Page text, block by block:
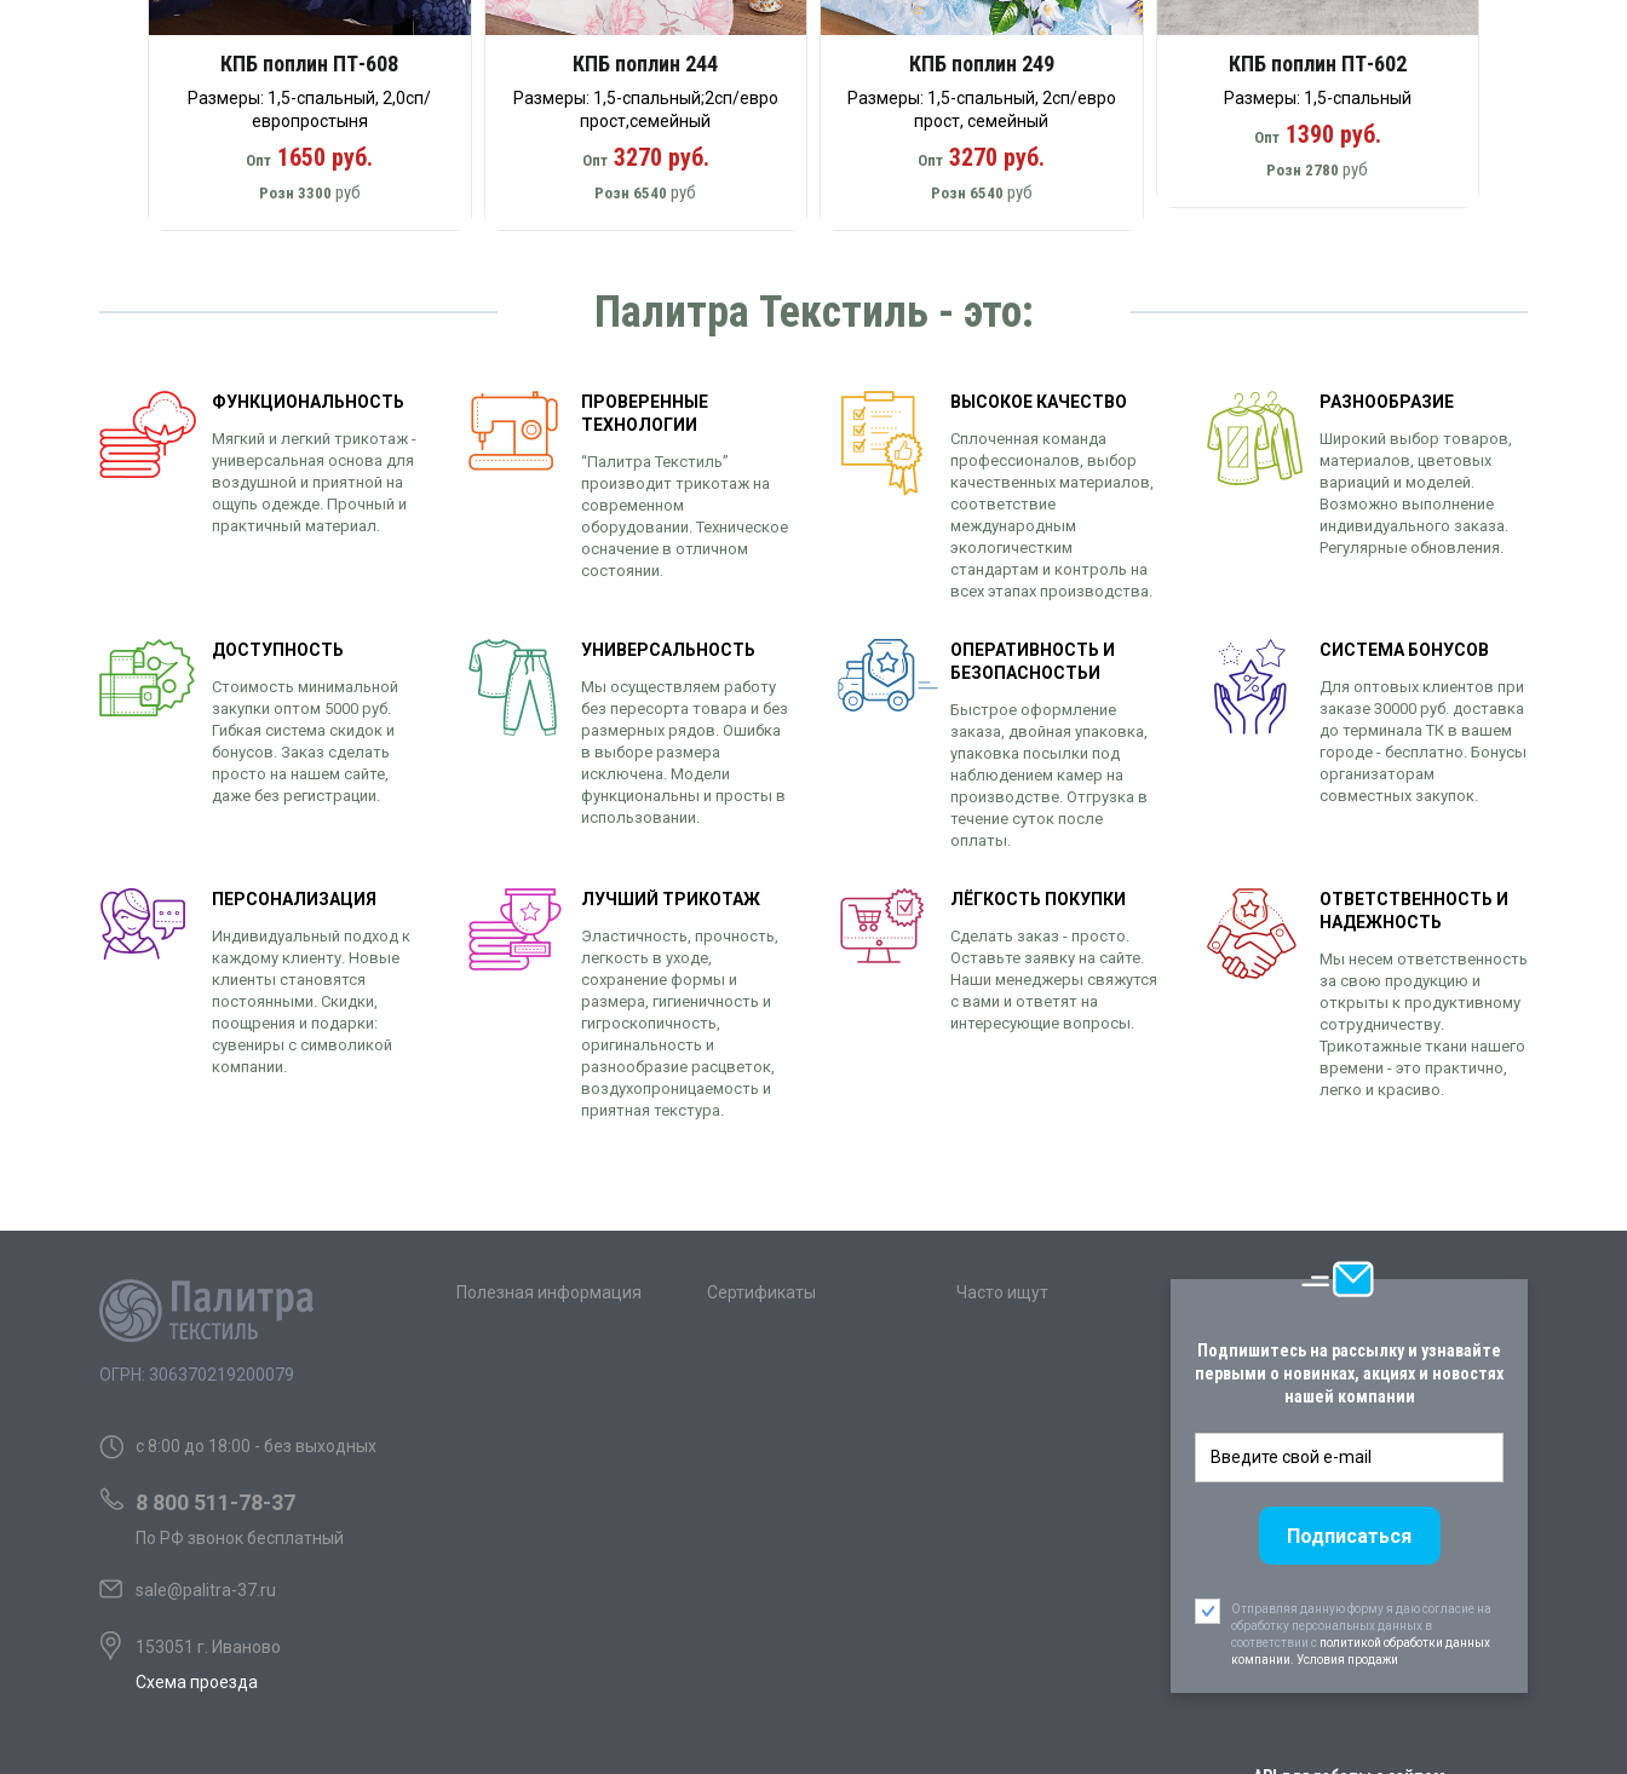
КПБ поплин ПТ-608
Размеры: 1,5-спальный, 2,0сп/
европростыня
Опт 1650 руб.
Розн 3300 руб
КПБ поплин 244
Размеры: 1,5-спальный;2сп/евро
прост,семейный
Опт3270 руб.
Розн 6540 руб
КПБ поплин 249
Размеры: 1,5-спальный, 2сп/евро
прост, семейный
Опт 3270 руб.
Розн 6540 руб
КПБ поплин ПТ-602
Размеры: 1,5-спальный
Опт1390 руб.
Розн 2780 руб
Палитра Текстиль - это:
ФУНКЦИОНАЛЬНОСТЬ
Мягкий и легкий трикотаж -
универсальная основа для
воздушной и приятной на
ощупь одежде. Прочный и
практичный материал.
ПРОВЕРЕННЫЕ
ТЕХНОЛОГИИ
“Палитра Текстиль”
производит трикотаж на
современном
оборудовании. Техническое
осначение в отличном
состоянии.
ВЫСОКОЕ КАЧЕСТВО
Сплоченная команда
профессионалов, выбор
качественных материалов,
соответствие
международным
экологичестким
стандартам и контроль на
всех этапах производства.
РАЗНООБРАЗИЕ
Широкий выбор товаров,
материалов, цветовых
вариаций и моделей.
Возможно выполнение
индивидуального заказа.
Регулярные обновления.
ДОСТУПНОСТЬ
Стоимость минимальной
закупки оптом 5000 руб.
Гибкая система скидок и
бонусов. Заказ сделать
просто на нашем сайте,
даже без регистрации.
УНИВЕРСАЛЬНОСТЬ
Мы осуществляем работу
без пересорта товара и без
размерных рядов. Ошибка
в выборе размера
исключена. Модели
функциональны и просты в
использовании.
ОПЕРАТИВНОСТЬ И
БЕЗОПАСНОСТЬИ
Быстрое оформление
заказа, двойная упаковка,
упаковка посылки под
наблюдением камер на
производстве. Отгрузка в
течение суток после
оплаты.
СИСТЕМА БОНУСОВ
Для оптовых клиентов при
заказе 30000 руб. доставка
до терминала ТК в вашем
городе - бесплатно. Бонусы
организаторам
совместных закупок.
ПЕРСОНАЛИЗАЦИЯ
Индивидуальный подход к
каждому клиенту. Новые
клиенты становятся
постоянными. Скидки,
поощрения и подарки:
сувениры с символикой
компании.
ЛУЧШИЙ ТРИКОТАЖ
Эластичность, прочность,
легкость в уходе,
сохранение формы и
размера, гигиеничность и
гигроскопичность,
оригинальность и
разнообразие расцветок,
воздухопроницаемость и
приятная текстура.
ЛЁГКОСТЬ ПОКУПКИ
Сделать заказ - просто.
Оставьте заявку на сайте.
Наши менеджеры свяжутся
с вами и ответят на
интересующие вопросы.
ОТВЕТСТВЕННОСТЬ И
НАДЕЖНОСТЬ
Мы несем ответственность
за свою продукцию и
открыты к продуктивному
сотрудничеству.
Трикотажные ткани нашего
времени - это практично,
легко и красиво.
ОГРН: 306370219200079
с 8:00 до 18:00 - без выходных
8 800 511-78-37
По РФ звонок бесплатный
sale@palitra-37.ru
153051 г. Иваново
Схема проезда
Полезная информация Сертификаты Часто ищут
Подпишитесь на рассылку и узнавайте
первыми о новинках, акциях и новостях
нашей компании
Отправляя данную форму я даю согласие на
обработку персональных данных в
соответствии c политикой обработки данных
компании. Условия продажи